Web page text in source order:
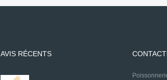
AVIS RÉCENTS